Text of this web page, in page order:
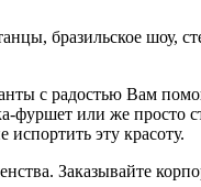
бразильское шоу,
с радостью Вам
фуршет или же
эту красоту.
Заказывайте